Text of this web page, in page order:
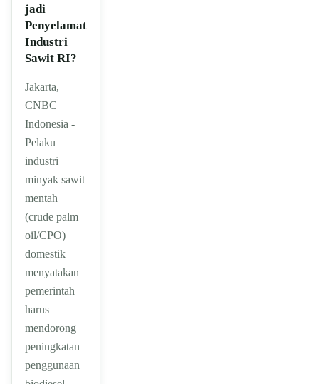
jadi
Penyelamat
Industri
Sawit RI?
Jakarta,
CNBC
Indonesia -
Pelaku
industri
minyak sawit
mentah
(crude palm
oil/CPO)
domestik
menyatakan
pemerintah
harus
mendorong
peningkatan
penggunaan